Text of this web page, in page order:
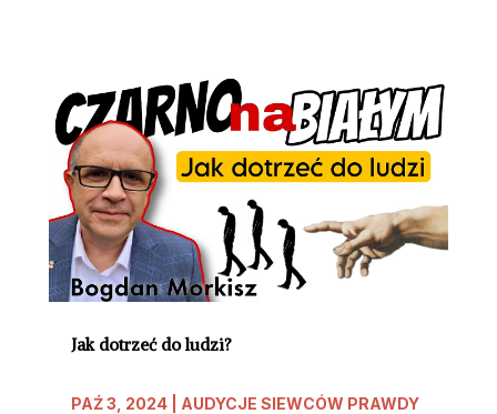
Jak dotrzeć do ludzi?
PAŹ 3, 2024| AUDYCJE SIEWCÓW PRAWDY